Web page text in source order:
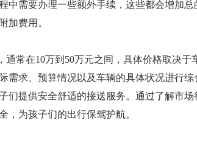
中需要办理一些额外手续，这些都会增加
加费用。
通常在10万到50万元之间，具体价格取决
需求、预算情况以及车辆的具体状况进行
们提供安全舒适的接送服务。通过了解市
，为孩子们的出行保驾护航。